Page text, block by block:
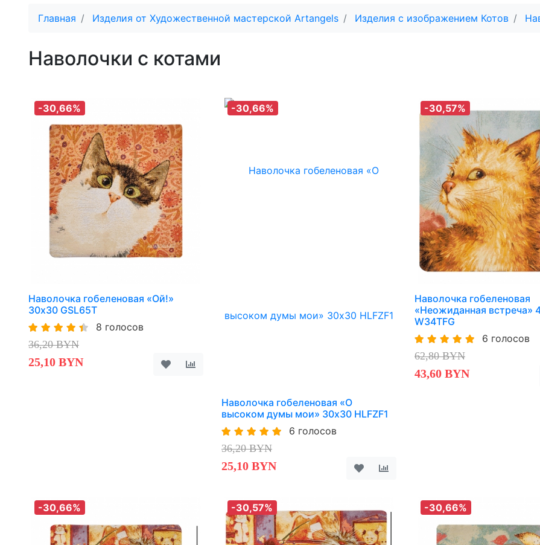
Главная Изделия от Художественной мастерской Artangels Изделия с изображением Котов
Наволочки с котами
-30,66%
Наволочка гобеленовая «Ой!»
30х30 GSL65T
8 голосов
36,20 BYN
25,10 BYN
-30,66%
Наволочка гобеленовая «О
высоком думы мои» 30х30 HLFZF1
6 голосов
36,20 BYN
25,10 BYN
-30,57%
Наволочка гобеленовая
«Неожиданная встреча»
W34TFG
6 голосов
62,80 BYN
43,60 BYN
-30,66% -30,57% -30,66%